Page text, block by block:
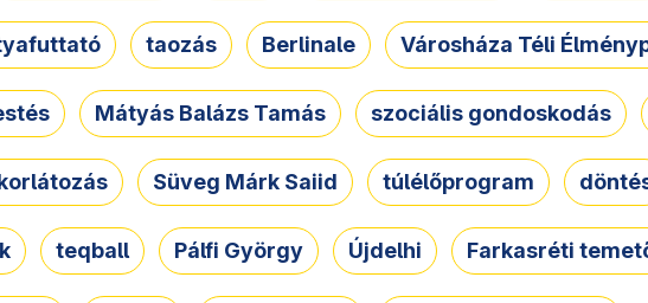
taozás Berlinale Városháza Téli
Mátyás Balázs Tamás szociális gondoskodás
Süveg Márk Saiid túlélőprogram
teqball Pálfi György Újdelhi Farkasréti